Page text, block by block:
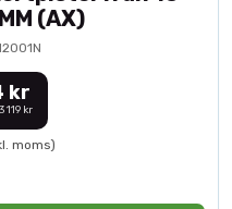
(AX)
kr
119 kr
moms)